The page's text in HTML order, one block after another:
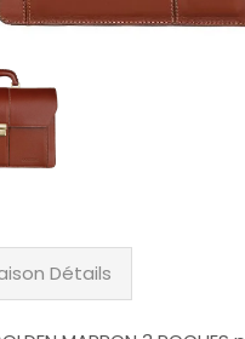
Détails